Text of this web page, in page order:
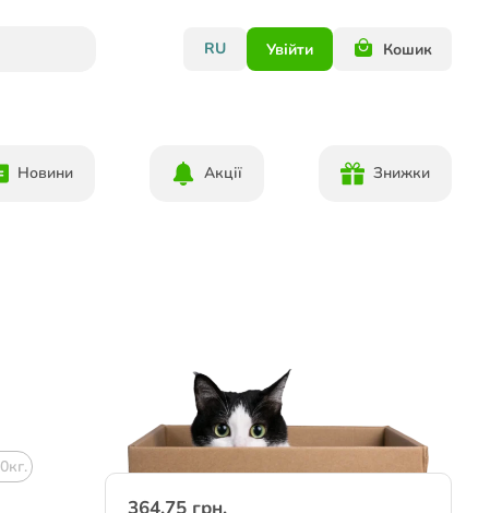
RU Увійти Кошик
Новини Акції Знижки
364.75 грн.